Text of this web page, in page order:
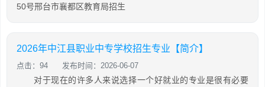
50号邢台市襄都区教育局招生
2026年中江县职业中专学校招生专业【简介】
点击：94 发布时间：2026-06-07
对于现在的许多人来说选择一个好就业的专业是很有必要